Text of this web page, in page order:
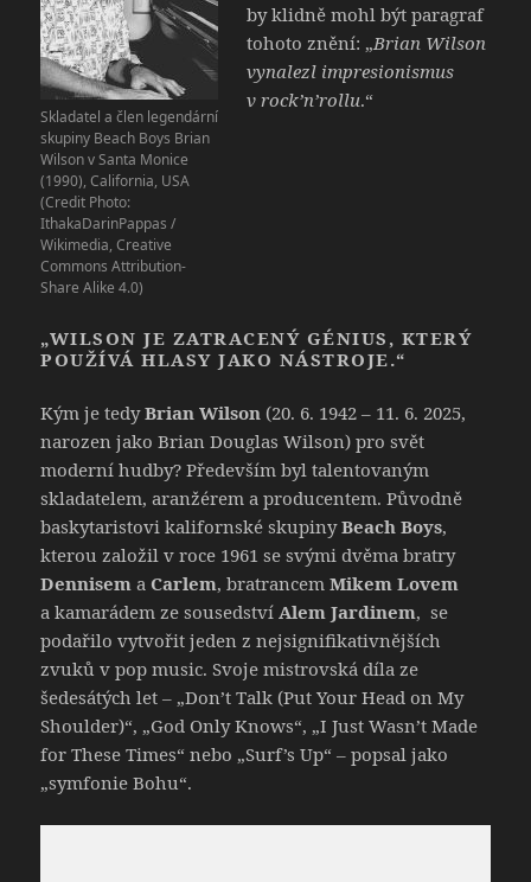
Skladatel a člen legendární
skupiny Beach Boys Brian
Wilson v Santa Monice
(1990), California, USA
(Credit Photo:
IthakaDarinPappas /
Wikimedia, Creative
Commons Attribution-
Share Alike 4.0)
by klidně mohl být paragraf
tohoto znění: „Brian Wilson
vynalezl impresionismus
v rock’n’rollu.“
„WILSON JE ZATRACENÝ GÉNIUS, KTERÝ
POUŽÍVÁ HLASY JAKO NÁSTROJE.“
Kým je tedyBrian Wilson (20. 6. 1942 – 11. 6. 2025,
narozen jako Brian Douglas Wilson) pro svět
moderní hudby? Především byl talentovaným
skladatelem, aranžérem a producentem. Původně
baskytaristovi kalifornské skupinyBeach Boys,
kterou založil v roce 1961 se svými dvěma bratry
Dennisem a Carlem, bratrancemMikem Lovem
a kamarádem ze sousedstvíAlem Jardinem, se
podařilo vytvořit jeden z nejsignifikativnějších
zvuků v pop music. Svoje mistrovská díla ze
šedesátých let – „Don’t Talk (Put Your Head on My
Shoulder)“, „God Only Knows“, „I Just Wasn’t Made
for These Times“ nebo „Surf’s Up“ – popsal jako
„symfonie Bohu“.